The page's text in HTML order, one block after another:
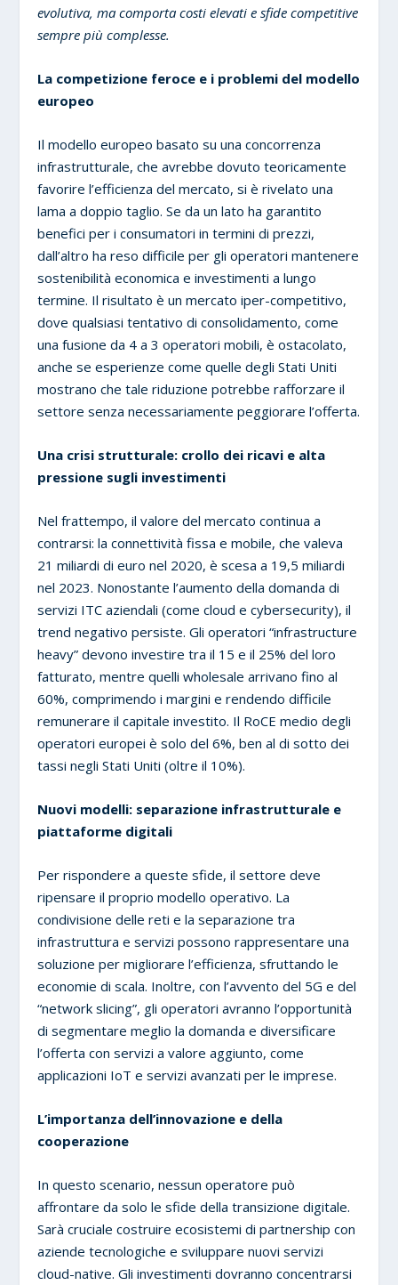
evolutiva, ma comporta costi elevati e sfide competitive
sempre più complesse.
La competizione feroce e i problemi del modello
europeo
Il modello europeo basato su una concorrenza
infrastrutturale, che avrebbe dovuto teoricamente
favorire l’efficienza del mercato, si è rivelato una
lama a doppio taglio. Se da un lato ha garantito
benefici per i consumatori in termini di prezzi,
dall’altro ha reso difficile per gli operatori mantenere
sostenibilità economica e investimenti a lungo
termine. Il risultato è un mercato iper-competitivo,
dove qualsiasi tentativo di consolidamento, come
una fusione da 4 a 3 operatori mobili, è ostacolato,
anche se esperienze come quelle degli Stati Uniti
mostrano che tale riduzione potrebbe rafforzare il
settore senza necessariamente peggiorare l’offerta.
Una crisi strutturale: crollo dei ricavi e alta
pressione sugli investimenti
Nel frattempo, il valore del mercato continua a
contrarsi: la connettività fissa e mobile, che valeva
21 miliardi di euro nel 2020, è scesa a 19,5 miliardi
nel 2023. Nonostante l’aumento della domanda di
servizi ITC aziendali (come cloud e cybersecurity), il
trend negativo persiste. Gli operatori “infrastructure
heavy” devono investire tra il 15 e il 25% del loro
fatturato, mentre quelli wholesale arrivano fino al
60%, comprimendo i margini e rendendo difficile
remunerare il capitale investito. Il RoCE medio degli
operatori europei è solo del 6%, ben al di sotto dei
tassi negli Stati Uniti (oltre il 10%).
Nuovi modelli: separazione infrastrutturale e
piattaforme digitali
Per rispondere a queste sfide, il settore deve
ripensare il proprio modello operativo. La
condivisione delle reti e la separazione tra
infrastruttura e servizi possono rappresentare una
soluzione per migliorare l’efficienza, sfruttando le
economie di scala. Inoltre, con l’avvento del 5G e del
“network slicing”, gli operatori avranno l’opportunità
di segmentare meglio la domanda e diversificare
l’offerta con servizi a valore aggiunto, come
applicazioni IoT e servizi avanzati per le imprese.
L’importanza dell’innovazione e della
cooperazione
In questo scenario, nessun operatore può
affrontare da solo le sfide della transizione digitale.
Sarà cruciale costruire ecosistemi di partnership con
aziende tecnologiche e sviluppare nuovi servizi
cloud-native. Gli investimenti dovranno concentrarsi